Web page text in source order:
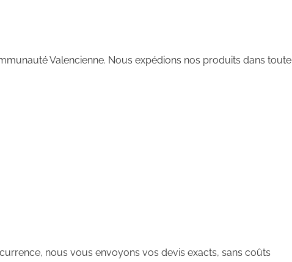
Valencienne. Nous expédions nos produits dans toute
nous vous envoyons vos devis exacts, sans coûts